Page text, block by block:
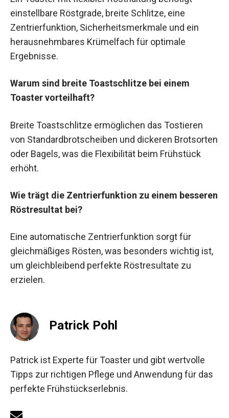
einstellbare Röstgrade, breite Schlitze, eine
Zentrierfunktion, Sicherheitsmerkmale und ein
herausnehmbares Krümelfach für optimale
Ergebnisse.
Warum sind breite Toastschlitze bei einem
Toaster vorteilhaft?
Breite Toastschlitze ermöglichen das Tostieren
von Standardbrotscheiben und dickeren Brotsorten
oder Bagels, was die Flexibilität beim Frühstück
erhöht.
Wie trägt die Zentrierfunktion zu einem besseren
Röstresultat bei?
Eine automatische Zentrierfunktion sorgt für
gleichmäßiges Rösten, was besonders wichtig ist,
um gleichbleibend perfekte Röstresultate zu
erzielen.
Patrick Pohl
Patrick ist Experte für Toaster und gibt wertvolle
Tipps zur richtigen Pflege und Anwendung für das
perfekte Frühstückserlebnis.